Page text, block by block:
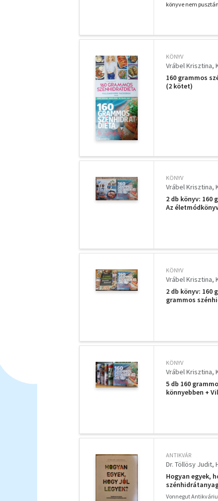
könyve nem
KÖNYV
Vrábel Krisztina
160 grammos
(2 kötet)
KÖNYV
Vrábel Krisztina
2 db könyv:
Az
KÖNYV
Vrábel Krisztina
2 db könyv: 160
grammos
KÖNYV
Vrábel Krisztina
5 db 160
könnyebben +
ANTIKVÁR
Dr. Töllösy Judit
Hogyan egyek,
Vonnegut